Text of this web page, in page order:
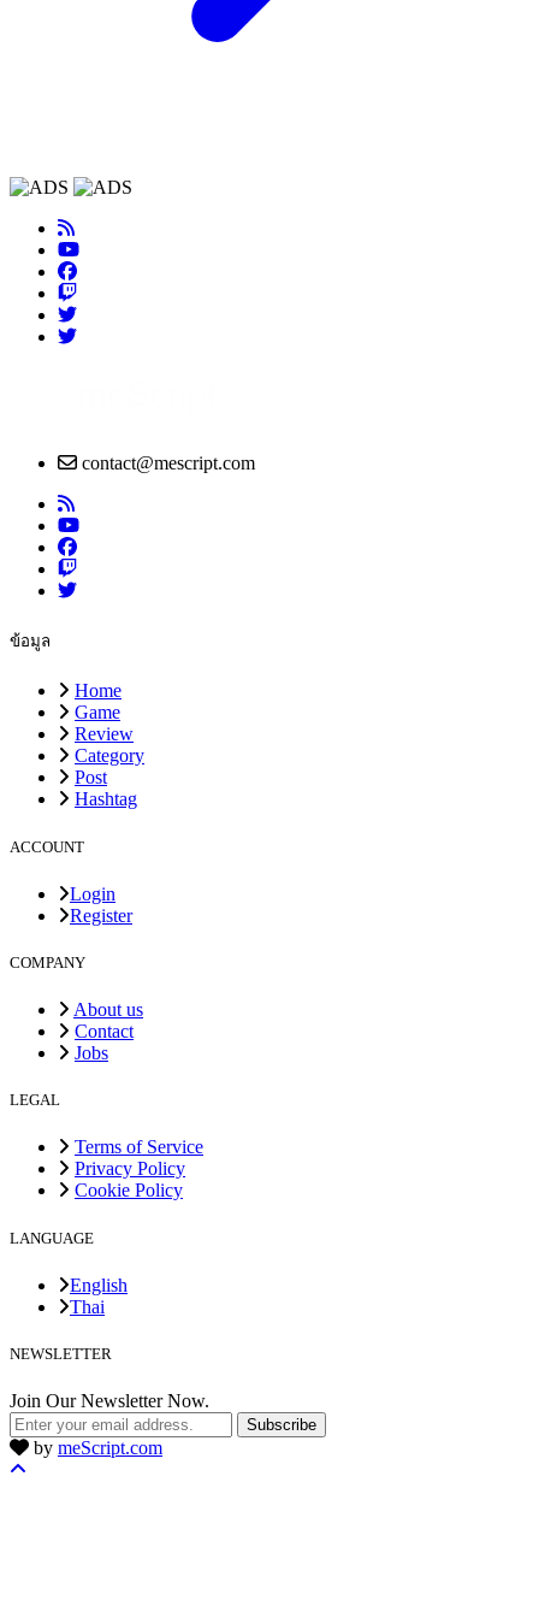
contact@mescript.com
ข้อมูล
Home
Game
Review
Category
Post
Hashtag
ACCOUNT
Login
Register
COMPANY
About us
Contact
Jobs
LEGAL
Terms of Service
Privacy Policy
Cookie Policy
LANGUAGE
English
Thai
NEWSLETTER
Join Our Newsletter Now.
Subscribe
by meScript.com